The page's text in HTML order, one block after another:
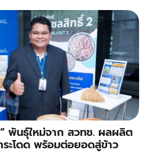
พันธุ์ใหม่จาก สวทช. ผลผลิต
ะโดด พร้อมต่อยอดสู่ข้าว